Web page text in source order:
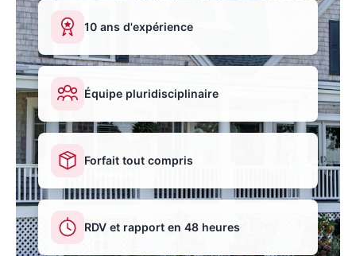
10 ans d'expérience
Équipe pluridisciplinaire
Forfait tout compris
RDV et rapport en 48 heures